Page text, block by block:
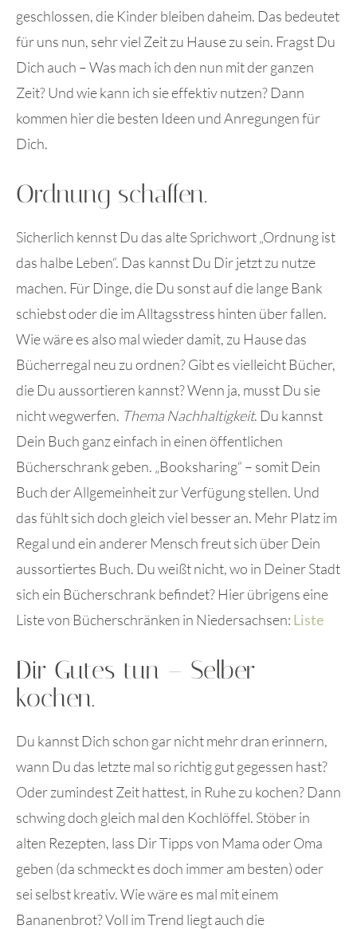
geschlossen, die Kinder bleiben daheim. Das bedeutet
für uns nun, sehr viel Zeit zu Hause zu sein. Fragst Du
Dich auch – Was mach ich den nun mit der ganzen
Zeit? Und wie kann ich sie effektiv nutzen? Dann
kommen hier die besten Ideen und Anregungen für
Dich.
Ordnung schaffen.
Sicherlich kennst Du das alte Sprichwort „Ordnung ist
das halbe Leben“. Das kannst Du Dir jetzt zu nutze
machen. Für Dinge, die Du sonst auf die lange Bank
schiebst oder die im Alltagsstress hinten über fallen.
Wie wäre es also mal wieder damit, zu Hause das
Bücherregal neu zu ordnen? Gibt es vielleicht Bücher,
die Du aussortieren kannst? Wenn ja, musst Du sie
nicht wegwerfen. Thema Nachhaltigkeit. Du kannst
Dein Buch ganz einfach in einen öffentlichen
Bücherschrank geben. „Booksharing“ – somit Dein
Buch der Allgemeinheit zur Verfügung stellen. Und
das fühlt sich doch gleich viel besser an. Mehr Platz im
Regal und ein anderer Mensch freut sich über Dein
aussortiertes Buch. Du weißt nicht, wo in Deiner Stadt
sich ein Bücherschrank befindet? Hier übrigens eine
Liste von Bücherschränken in Niedersachsen: Liste
Dir Gutes tun – Selber
kochen.
Du kannst Dich schon gar nicht mehr dran erinnern,
wann Du das letzte mal so richtig gut gegessen hast?
Oder zumindest Zeit hattest, in Ruhe zu kochen? Dann
schwing doch gleich mal den Kochlöffel. Stöber in
alten Rezepten, lass Dir Tipps von Mama oder Oma
geben (da schmeckt es doch immer am besten) oder
sei selbst kreativ. Wie wäre es mal mit einem
Bananenbrot? Voll im Trend liegt auch die